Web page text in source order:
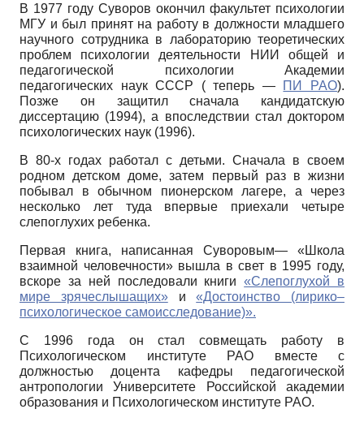
В 1977 году Суворов окончил факультет психологии
МГУ и был принят на работу в должности младшего
научного сотрудника в лабораторию теоретических
проблем психологии деятельности НИИ общей и
педагогической психологии Академии
педагогических наук СССР ( теперь — ПИ РАО).
Позже он защитил сначала кандидатскую
диссертацию (1994), а впоследствии стал доктором
психологических наук (1996).
В 80-х годах работал с детьми. Сначала в своем
родном детском доме, затем первый раз в жизни
побывал в обычном пионерском лагере, а через
несколько лет туда впервые приехали четыре
слепоглухих ребенка.
Первая книга, написанная Суворовым— «Школа
взаимной человечности» вышла в свет в 1995 году,
вскоре за ней последовали книги«Слепоглухой в
мире зрячеслышащих»и«Достоинство (лирико–
психологическое самоисследование)».
С 1996 года он стал совмещать работу в
Психологическом институте РАО вместе с
должностью доцента кафедры педагогической
антропологии Университете Российской академии
образования и Психологическом институте РАО.